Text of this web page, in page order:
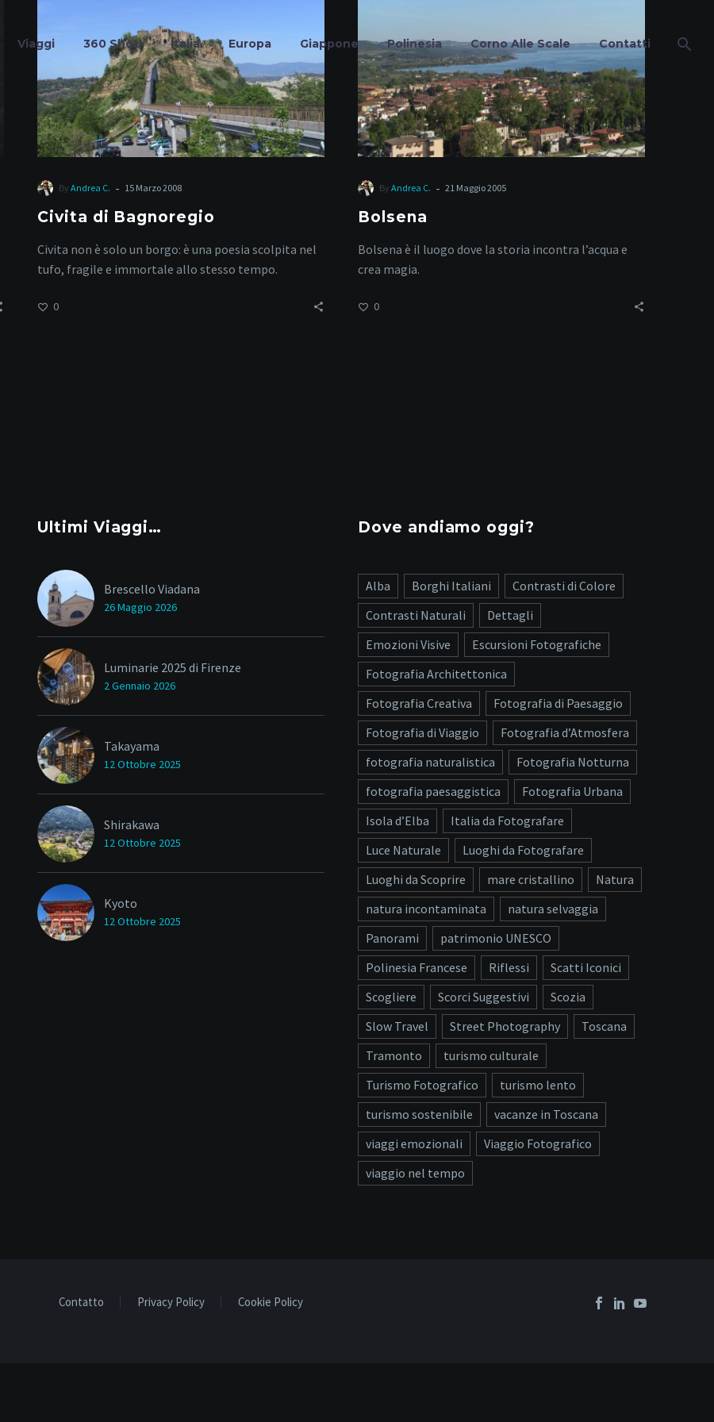
Viaggi 360 Shot! Italia Europa Giappone Polinesia Corno Alle Scale Contatti
borghi d’Italia
By Andrea C. - 15 Marzo 2008
Civita di Bagnoregio
Civita non è solo un borgo: è una poesia scolpita nel
tufo, fragile e immortale allo stesso tempo.
0
By Andrea C. - 21 Maggio 2005
Bolsena
Bolsena è il luogo dove la storia incontra l’acqua e
crea magia.
0
Ultimi Viaggi…
Brescello Viadana
26 Maggio 2026
Luminarie 2025 di Firenze
2 Gennaio 2026
Takayama
12 Ottobre 2025
Shirakawa
12 Ottobre 2025
Kyoto
12 Ottobre 2025
Dove andiamo oggi?
Alba Borghi Italiani
Contrasti di Colore
Contrasti Naturali
Dettagli
Emozioni Visive
Escursioni Fotografiche
Fotografia Architettonica
Fotografia Creativa
Fotografia di Paesaggio
Fotografia di Viaggio
Fotografia d’Atmosfera
fotografia naturalistica
Fotografia Notturna
fotografia paesaggistica
Fotografia Urbana
Isola d’Elba
Italia da Fotografare
Luce Naturale
Luoghi da Fotografare
Luoghi da Scoprire
mare cristallino
Natura
natura incontaminata
natura selvaggia
Panorami
patrimonio UNESCO
Polinesia Francese
Riflessi
Scatti Iconici
Scogliere
Scorci Suggestivi
Scozia
Slow Travel
Street Photography
Toscana
Tramonto
turismo culturale
Turismo Fotografico
turismo lento
turismo sostenibile
vacanze in Toscana
viaggi emozionali
Viaggio Fotografico
viaggio nel tempo
Contatto Privacy Policy Cookie Policy